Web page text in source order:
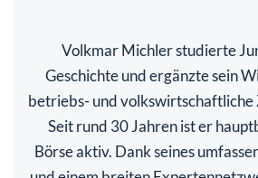
Volkmar Michler studierte
Geschichte und ergänzte sein
betriebs- und volkswirtschaftliche
Seit rund 30 Jahren ist er
Börse aktiv. Dank seines